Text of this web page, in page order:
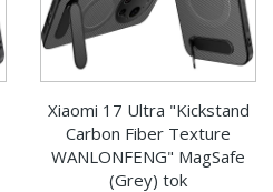
Xiaomi 17 Ultra "Kickstand
Carbon Fiber Texture
WANLONFENG" MagSafe
(Grey) tok